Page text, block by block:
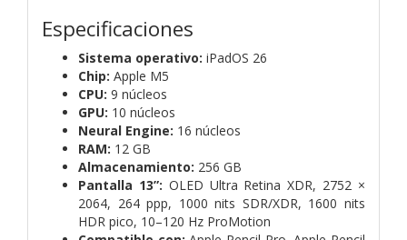
Especificaciones
Sistema operativo: iPadOS 26
Chip: Apple M5
CPU: 9 núcleos
GPU: 10 núcleos
Neural Engine: 16 núcleos
RAM: 12 GB
Almacenamiento: 256 GB
Pantalla 13”: OLED Ultra Retina XDR, 2752 ×
2064, 264 ppp, 1000 nits SDR/XDR, 1600 nits
HDR pico, 10–120 Hz ProMotion